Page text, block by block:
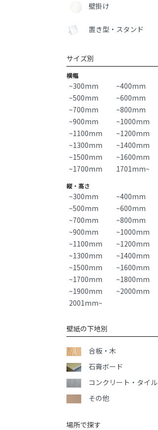
壁掛け
置き型・スタンド
サイズ別
横幅
~300mm
~400mm
~500mm
~600mm
~700mm
~800mm
~900mm
~1000mm
~1100mm
~1200mm
~1300mm
~1400mm
~1500mm
~1600mm
~1700mm
1701mm~
縦・高さ
~300mm
~400mm
~500mm
~600mm
~700mm
~800mm
~900mm
~1000mm
~1100mm
~1200mm
~1300mm
~1400mm
~1500mm
~1600mm
~1700mm
~1800mm
~1900mm
~2000mm
2001mm~
壁紙の下地別
合板・木
石膏ボード
コンクリート・タイル
その他
場所で探す